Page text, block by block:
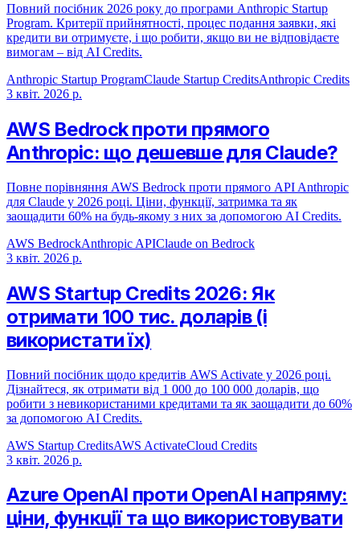
Повний посібник 2026 року до програми Anthropic Startup
Program. Критерії прийнятності, процес подання заявки, які
кредити ви отримуєте, і що робити, якщо ви не відповідаєте
вимогам – від AI Credits.
Anthropic Startup ProgramClaude Startup CreditsAnthropic Credits
3 квіт. 2026 р.
AWS Bedrock проти прямого
Anthropic: що дешевше для Claude?
Повне порівняння AWS Bedrock проти прямого API Anthropic
для Claude у 2026 році. Ціни, функції, затримка та як
заощадити 60% на будь-якому з них за допомогою AI Credits.
AWS BedrockAnthropic APIClaude on Bedrock
3 квіт. 2026 р.
AWS Startup Credits 2026: Як
отримати 100 тис. доларів (і
використати їх)
Повний посібник щодо кредитів AWS Activate у 2026 році.
Дізнайтеся, як отримати від 1 000 до 100 000 доларів, що
робити з невикористаними кредитами та як заощадити до 60%
за допомогою AI Credits.
AWS Startup CreditsAWS ActivateCloud Credits
3 квіт. 2026 р.
Azure OpenAI проти OpenAI напряму:
ціни, функції та що використовувати